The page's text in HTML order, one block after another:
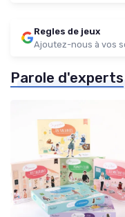
Regles de jeux
Ajoutez-nous à vos
Parole d'experts